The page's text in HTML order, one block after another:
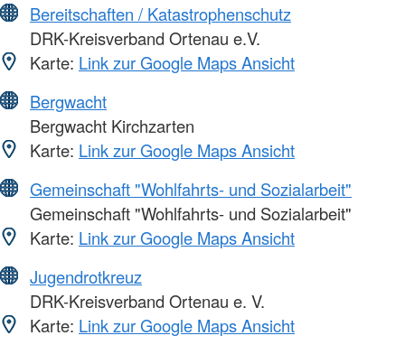
Bereitschaften / Katastrophenschutz
DRK-Kreisverband Ortenau e.V.
Karte: Link zur Google Maps Ansicht
Bergwacht
Bergwacht Kirchzarten
Karte: Link zur Google Maps Ansicht
Gemeinschaft "Wohlfahrts- und Sozialarbeit"
Gemeinschaft "Wohlfahrts- und Sozialarbeit"
Karte: Link zur Google Maps Ansicht
Jugendrotkreuz
DRK-Kreisverband Ortenau e. V.
Karte: Link zur Google Maps Ansicht